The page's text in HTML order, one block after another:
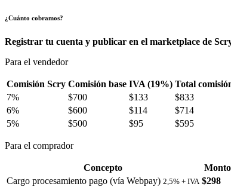
¿Cuánto cobramos?
Registrar tu cuenta y publicar en el marketplace de
Para el vendedor
Comisión Scry Comisión base IVA (19%) Total
7%
$700 $133 $833
6%
$600 $114 $714
5%
$500 $95 $595
Para el comprador
Concepto
Monto
Cargo procesamiento pago (vía Webpay) 2,5% + IVA $298